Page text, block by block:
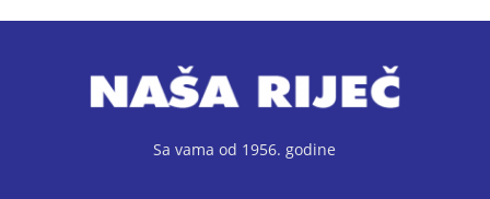
Sa vama od 1956. godine